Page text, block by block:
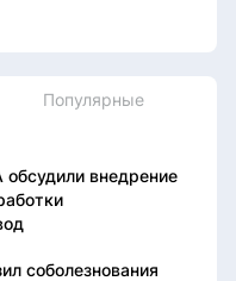
Популярные
внедрение
соболезнования